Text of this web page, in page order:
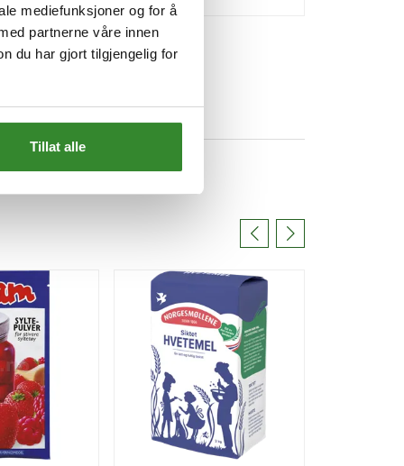
mediefunksjoner og for å
partnerne våre innen
du har gjort tilgjengelig for
Tillat alle